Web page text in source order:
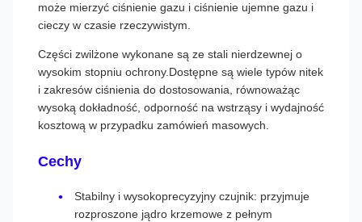
może mierzyć ciśnienie gazu i ciśnienie ujemne gazu i
cieczy w czasie rzeczywistym.
Części zwilżone wykonane są ze stali nierdzewnej o
wysokim stopniu ochrony.Dostępne są wiele typów nitek
i zakresów ciśnienia do dostosowania, równoważąc
wysoką dokładność, odporność na wstrząsy i wydajność
kosztową w przypadku zamówień masowych.
Cechy
Stabilny i wysokoprecyzyjny czujnik: przyjmuje
rozproszone jądro krzemowe z pełnym